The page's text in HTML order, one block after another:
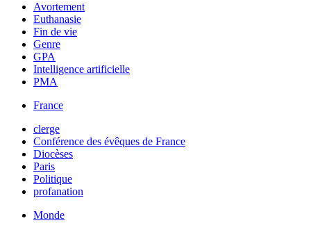
Avortement
Euthanasie
Fin de vie
Genre
GPA
Intelligence artificielle
PMA
France
clerge
Conférence des évêques de France
Diocèses
Paris
Politique
profanation
Monde